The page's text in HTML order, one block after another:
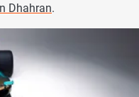
Dhahran.